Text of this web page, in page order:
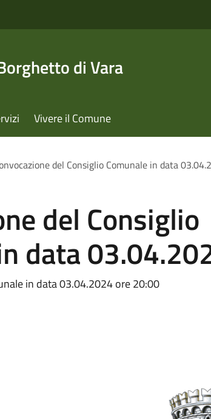
di Vara
Vivere il Comune
del Consiglio Comunale in data
del Consiglio
data
in data 03.04.2024 ore 20:00